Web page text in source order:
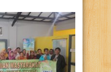
STMIK
Nusa
Mandiri
Nyaut
Radio
Elgangga